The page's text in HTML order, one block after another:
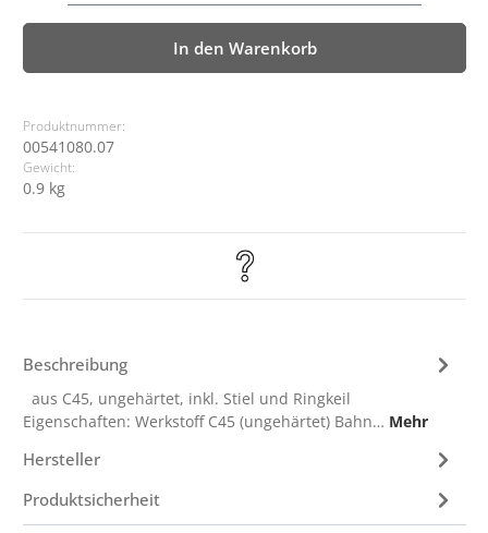
In den Warenkorb
Produktnummer:
00541080.07
Gewicht:
0.9 kg
Beschreibung
aus C45, ungehärtet, inkl. Stiel und Ringkeil
Eigenschaften: Werkstoff C45 (ungehärtet) Bahn… Mehr
Hersteller
Produktsicherheit